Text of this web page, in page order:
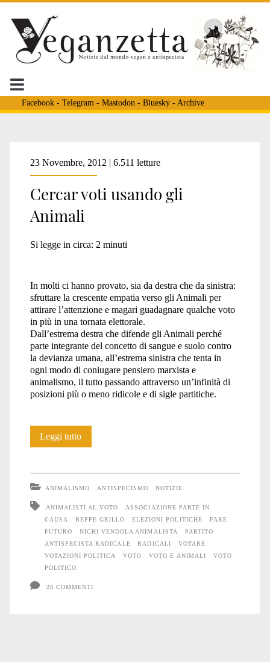
Facebook- Telegram - Mastodon - Bluesky- Archive
Tag:
<span>voto
animali</span>
23 Novembre, 2012 | 6.511 letture
Cercar voti usando gli
Animali
Si legge in circa: 2 minuti
In molti ci hanno provato, sia da destra che da sinistra:
sfruttare la crescente empatia verso gli Animali per
attirare l’attenzione e magari guadagnare qualche voto
in più in una tornata elettorale.
Dall’estrema destra che difende gli Animali perché
parte integrante del concetto di sangue e suolo contro
la devianza umana, all’estrema sinistra che tenta in
ogni modo di coniugare pensiero marxista e
animalismo, il tutto passando attraverso un’infinità di
posizioni più o meno ridicole e di sigle partitiche.
Leggi tuttoCercar
Animali
ANIMALISMO ANTISPECISMO NOTIZIE
ANIMALISTI AL VOTO
ASSOCIAZIONE PARTE IN
CAUSA
BEPPE GRILLO ELEZIONI POLITICHE
FARE
FUTURO
NICHI VENDOLA ANIMALISTA
PARTITO
ANTISPECISTA RADICALE
RADICALI
VOTARE
VOTAZIONI POLITICA
VOTO VOTO E ANIMALI
VOTO
POLITICO
28 COMMENTI